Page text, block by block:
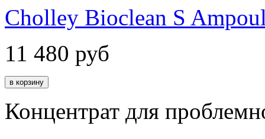
Cholley Bioclean S
11 480 руб
Концентрат для